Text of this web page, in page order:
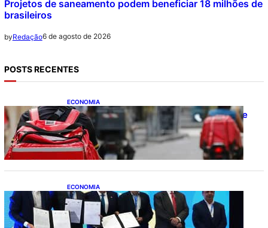
Projetos de saneamento podem beneficiar 18 milhões de
brasileiros
byRedação6 de agosto de 2026
POSTS RECENTES
ECONOMIA
CAIXA e iFood facilitam financiamento de
motos e bicicletas elétricas para
entregadores
ECONOMIA
ApexBrasil participa de convênio para
investimento de R$ 2,63 milhões em
exportações de cachaça